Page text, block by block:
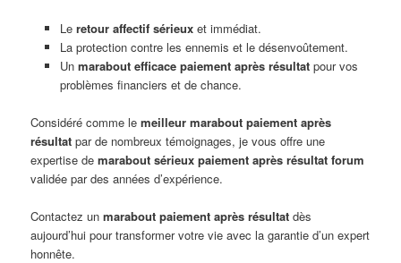
Le retour affectif sérieuxet immédiat.
La protection contre les ennemis et le désenvoûtement.
Un marabout efficace paiement après résultatpour vos
problèmes financiers et de chance.
Considéré comme lemeilleur marabout paiement après
résultat par de nombreux témoignages, je vous offre une
expertise demarabout sérieux paiement après résultat forum
validée par des années d’expérience.
Contactez unmarabout paiement après résultat dès
aujourd’hui pour transformer votre vie avec la garantie d’un expert
honnête.